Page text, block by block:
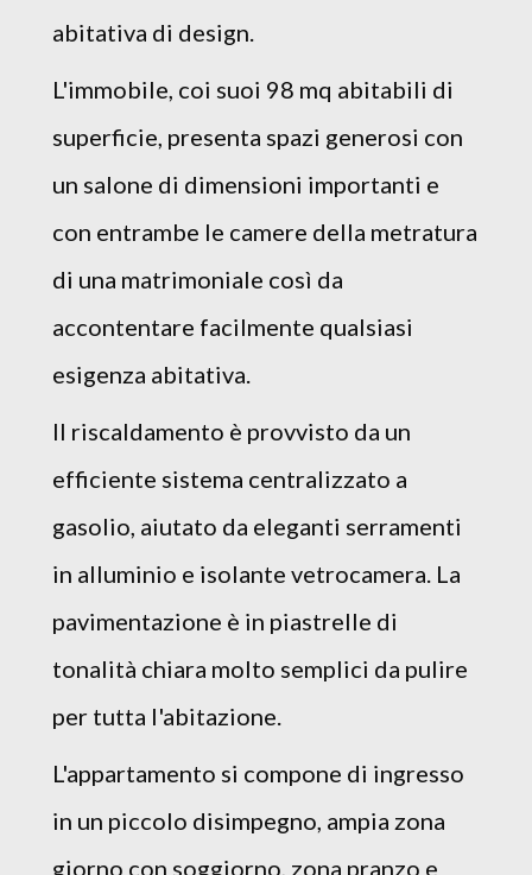
abitativa di design.
L'immobile, coi suoi 98 mq abitabili di
superficie, presenta spazi generosi con
un salone di dimensioni importanti e
con entrambe le camere della metratura
di una matrimoniale così da
accontentare facilmente qualsiasi
esigenza abitativa.
Il riscaldamento è provvisto da un
efficiente sistema centralizzato a
gasolio, aiutato da eleganti serramenti
in alluminio e isolante vetrocamera. La
pavimentazione è in piastrelle di
tonalità chiara molto semplici da pulire
per tutta l'abitazione.
L'appartamento si compone di ingresso
in un piccolo disimpegno, ampia zona
giorno con soggiorno, zona pranzo e